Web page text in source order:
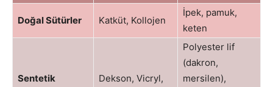
Doğal Sütürler Katküt, Kollojen
İpek, pamuk,
keten
Sentetik
Dekson, Vicryl,
Polyester lif
(dakron,
mersilen),